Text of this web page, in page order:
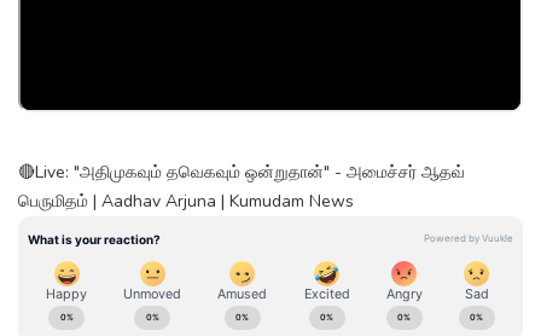
🔴Live: "அதிமுகவும் தவெகவும் ஒன்றுதான்" - அமைச்சர் ஆதவ்
பெருமிதம் | Aadhav Arjuna | Kumudam News